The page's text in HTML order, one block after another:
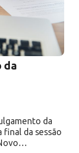
da
da
final da sessão